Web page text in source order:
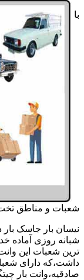
با
شعبات و مناطق
نیسان بار جاسک
شبانه روزی آماده
ترین شعبات این
داشت،که دارای
صادقیه،وانت بار